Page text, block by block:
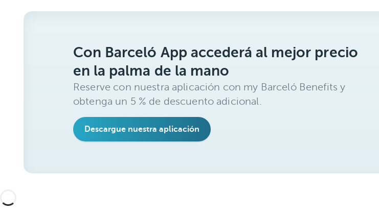
Con Barceló App accederá al mejor precio
en la palma de la mano
Reserve con nuestra aplicación con my Barceló Benefits y
obtenga un 5 % de descuento adicional.
Descargue nuestra aplicación